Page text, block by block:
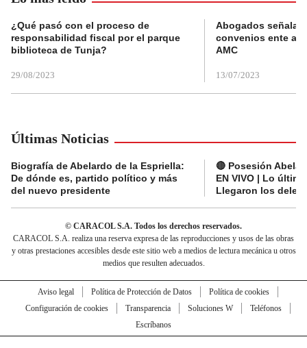
¿Qué pasó con el proceso de
responsabilidad fiscal por el parque
biblioteca de Tunja?
29/08/2023
Abogados
convenios ente
AMC
13/07/2023
Últimas Noticias
Biografía de Abelardo de la Espriella:
De dónde es, partido político y más
del nuevo presidente
🔴 Posesión
EN VIVO | Lo
Llegaron los
© CARACOL S.A. Todos los derechos reservados.
CARACOL S.A. realiza una reserva expresa de las reproducciones y usos de las obras
y otras prestaciones accesibles desde este sitio web a medios de lectura mecánica u otros
medios que resulten adecuados.
Aviso legal Política de Protección de Datos
Política de cookies
Configuración de cookies
Transparencia Soluciones W
Teléfonos
Escríbanos